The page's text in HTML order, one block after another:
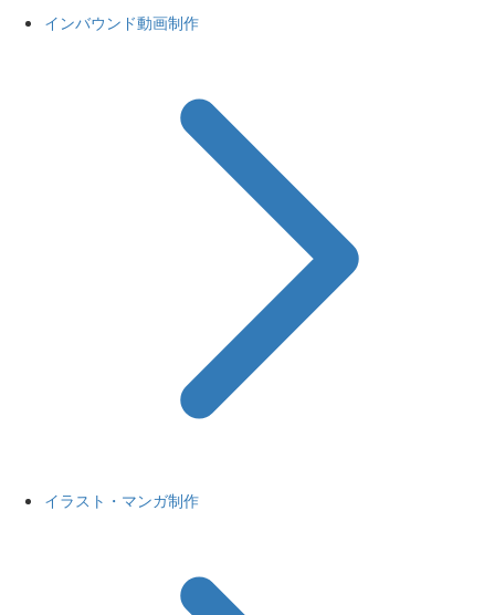
インバウンド動画制作
イラスト・マンガ制作